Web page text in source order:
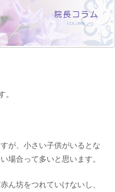
。
が、小さい子供がいるとな
場合って多いと思います。
ん坊をつれていけないし、